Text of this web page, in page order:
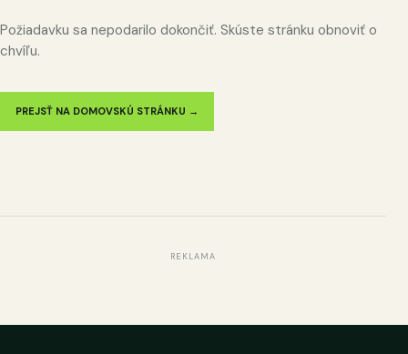
Požiadavku sa nepodarilo dokončiť. Skúste stránku obnoviť o
chvíľu.
PREJSŤ NA DOMOVSKÚ STRÁNKU →
REKLAMA